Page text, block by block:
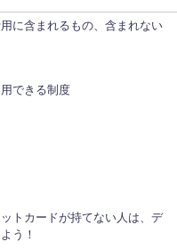
に含まれるもの、含まれない
できる制度
トカードが持てない人は、デ
う！